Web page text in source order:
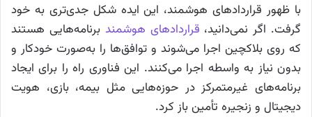
با ظهور قراردادهای هوشمند، این ایده شکل جدی‌تری به خود
گرفت. اگر نمی‌دانید، قراردادهای هوشمند برنامه‌هایی هستند
که روی بلاکچین اجرا می‌شوند و توافق‌ها را به‌صورت خودکار و
بدون نیاز به واسطه اجرا می‌کنند. این فناوری راه را برای ایجاد
برنامه‌های غیرمتمرکز در حوزه‌هایی مثل بیمه، بازی، هویت
دیجیتال و زنجیره تأمین باز کرد.